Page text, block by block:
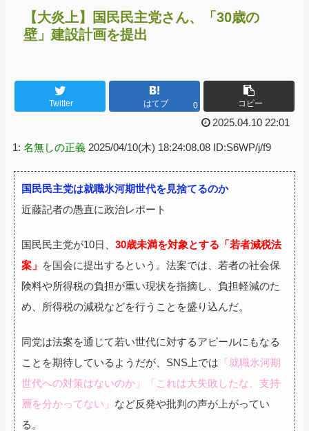
【大炎上】国民民主党さん、「30歳の
壁」建設計画を提出
Twitter はてブ 0 コピー
2025.04.10 22:01
1: 名無しの正義 2025/04/10(木) 18:24:08.08 ID:S6WP/j/f9
国民民主党は就職氷河期世代を見捨てるのか
近藤記者の愚直に政治レポート
国民民主党が10日、 30歳未満を対象とする「若者減税法
案」 を国会に提出するという。法案では、若者の社会保
険料や所得税の負担が重い現状を指摘し、負担軽減のた
め、所得税の減税などを行うことを盛り込んだ。
同党は法案を通じて若い世代に対するアピールにもなる
ことを期待しているようだが、SNS上では 「就職氷河期
世代への対策はないのか」「これは大失敗したな、支持
層を分かってない」 など反発や批判の声が上がってい
る。